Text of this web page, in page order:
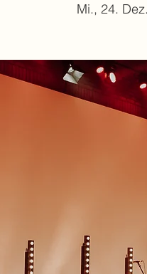
Mi., 24.